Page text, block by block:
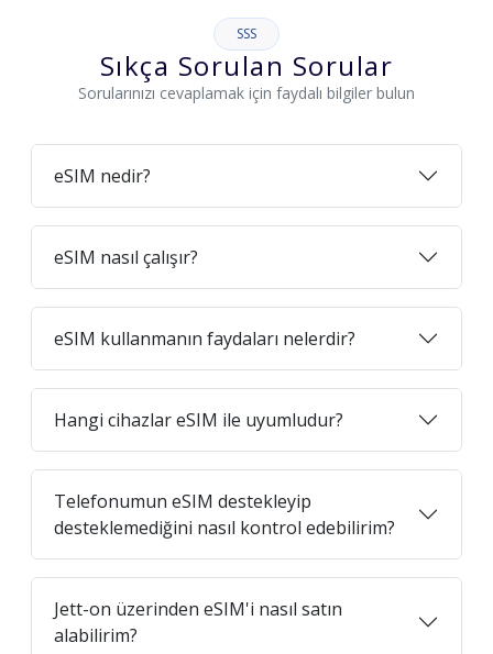
SSS
Sıkça Sorulan Sorular
Sorularınızı cevaplamak için faydalı bilgiler bulun
eSIM nedir?
eSIM nasıl çalışır?
eSIM kullanmanın faydaları nelerdir?
Hangi cihazlar eSIM ile uyumludur?
Telefonumun eSIM destekleyip
desteklemediğini nasıl kontrol edebilirim?
Jett-on üzerinden eSIM'i nasıl satın
alabilirim?